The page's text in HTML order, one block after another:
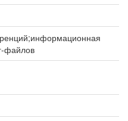
файлов